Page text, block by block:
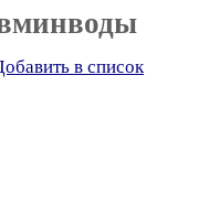
в список